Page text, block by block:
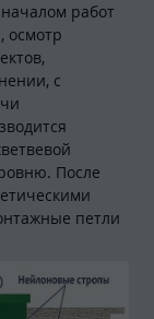
работ
осмотр
с
После
петли